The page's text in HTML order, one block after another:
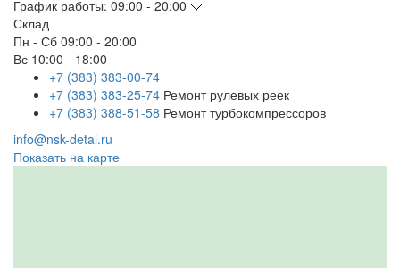
График работы: 09:00 - 20:00
Склад
Пн - Сб 09:00 - 20:00
Вс 10:00 - 18:00
+7 (383) 383-00-74
+7 (383) 383-25-74 Ремонт рулевых реек
+7 (383) 388-51-58 Ремонт турбокомпрессоров
info@nsk-detal.ru
Показать на карте